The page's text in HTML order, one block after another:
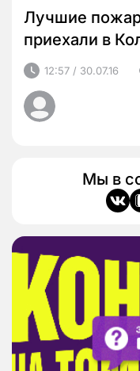
Лучшие
приехали в
12:57 / 30.07.16
Мы в